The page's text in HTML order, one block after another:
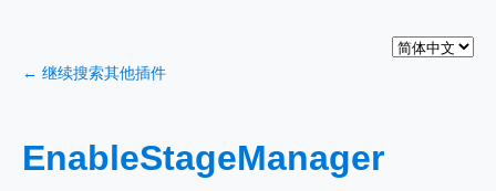
← 继续搜索其他插件
EnableStageManager